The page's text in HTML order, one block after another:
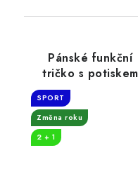
Pánské funkční
tričko s potiskem
Oslavenec 50
SPORT
Změna roku
2 + 1